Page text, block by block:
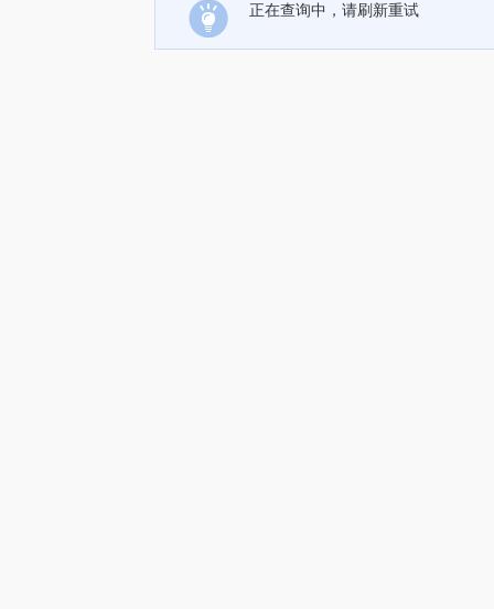
正在查询中，请刷新重试